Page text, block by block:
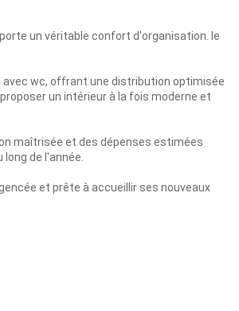
un véritable confort d'organisation. le
avec wc, offrant une distribution optimisée
un intérieur à la fois moderne et
maîtrisée et des dépenses estimées
de l'année.
et prête à accueillir ses nouveaux